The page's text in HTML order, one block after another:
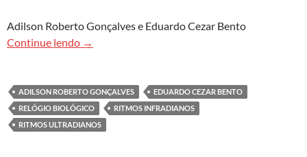
Adilson Roberto Gonçalves e Eduardo Cezar Bento
Continue lendo O tic-tac biológico no compasso humano
→
ADILSON ROBERTO GONÇALVES
EDUARDO CEZAR BENTO
RELÓGIO BIOLÓGICO
RITMOS INFRADIANOS
RITMOS ULTRADIANOS